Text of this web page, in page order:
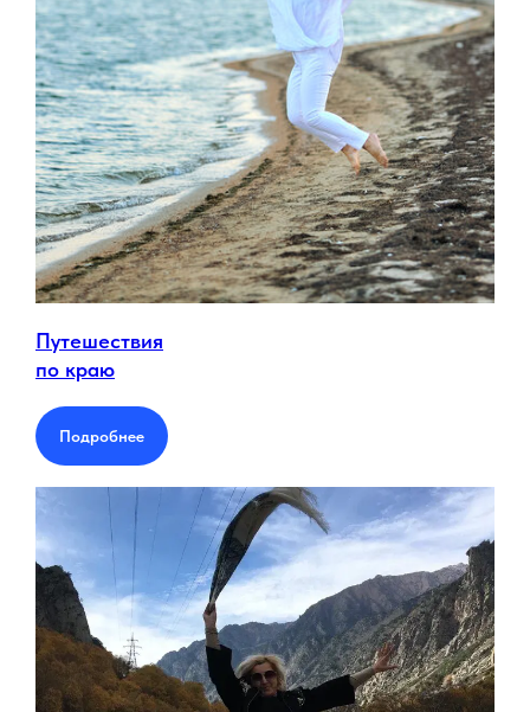
Путешествия
по краю
Подробнее